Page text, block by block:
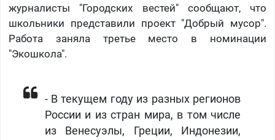
журналисты "Городских вестей" сообщают, что
школьники представили проект "Добрый мусор".
Работа заняла третье место в номинации
"Экошкола".
- В текущем году из разных регионов
России и из стран мира, в том числе
из Венесуэлы, Греции, Индонезии,